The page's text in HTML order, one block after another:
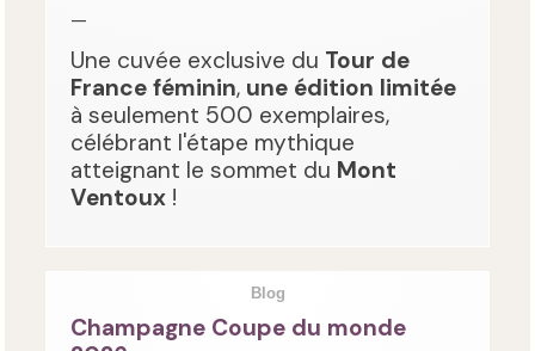
—
Une cuvée exclusive du Tour de
France féminin, une édition limitée
à seulement 500 exemplaires,
célébrant l'étape mythique
atteignant le sommet du Mont
Ventoux !
Blog
Champagne Coupe du monde